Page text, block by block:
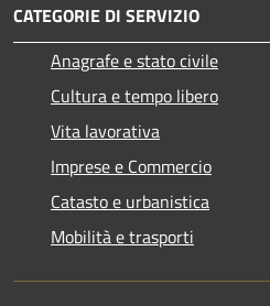
CATEGORIE DI SERVIZIO
Anagrafe e stato civile
Cultura e tempo libero
Vita lavorativa
Imprese e Commercio
Catasto e urbanistica
Mobilità e trasporti